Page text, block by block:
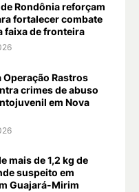
de Rondônia reforçam
fortalecer combate
faixa de fronteira
Operação Rastros
crimes de abuso
em Nova
mais de 1,2 kg de
suspeito em
Guajará-Mirim